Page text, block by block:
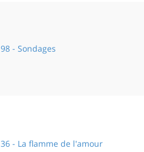
98 - Sondages
36 - La flamme de l'amour